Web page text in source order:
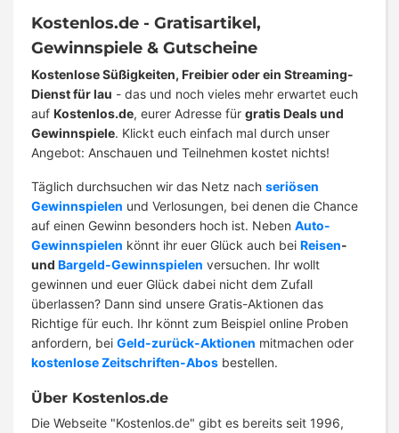
Kostenlos.de - Gratisartikel,
Gewinnspiele & Gutscheine
Kostenlose Süßigkeiten, Freibier oder ein Streaming-
Dienst für lau - das und noch vieles mehr erwartet euch
auf Kostenlos.de, eurer Adresse für gratis Deals und
Gewinnspiele. Klickt euch einfach mal durch unser
Angebot: Anschauen und Teilnehmen kostet nichts!
Täglich durchsuchen wir das Netz nach seriösen
Gewinnspielen und Verlosungen, bei denen die Chance
auf einen Gewinn besonders hoch ist. Neben Auto-
Gewinnspielen könnt ihr euer Glück auch bei Reisen-
und Bargeld-Gewinnspielen versuchen. Ihr wollt
gewinnen und euer Glück dabei nicht dem Zufall
überlassen? Dann sind unsere Gratis-Aktionen das
Richtige für euch. Ihr könnt zum Beispiel online Proben
anfordern, bei Geld-zurück-Aktionen mitmachen oder
kostenlose Zeitschriften-Abos bestellen.
Über Kostenlos.de
Die Webseite "Kostenlos.de" gibt es bereits seit 1996,